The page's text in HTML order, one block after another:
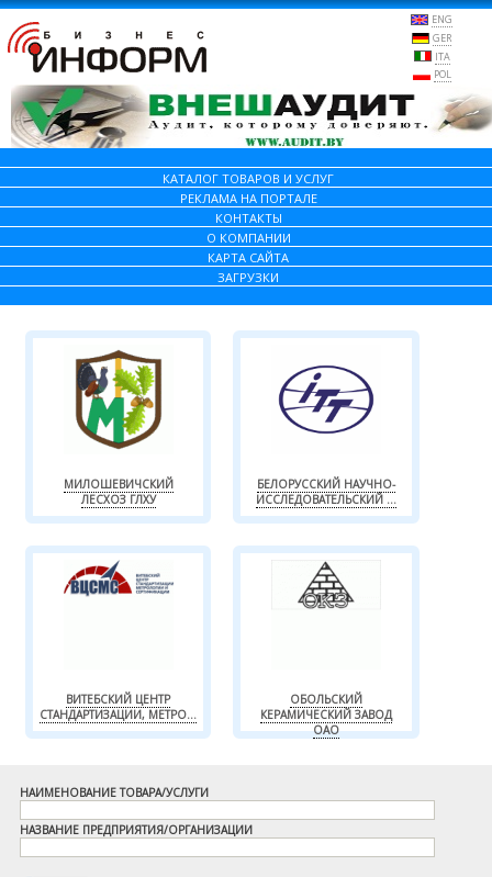
ENG
GER
ITA
POL
КАТАЛОГ ТОВАРОВ И УСЛУГ
РЕКЛАМА НА ПОРТАЛЕ
КОНТАКТЫ
О КОМПАНИИ
КАРТА САЙТА
ЗАГРУЗКИ
МИЛОШЕВИЧСКИЙ
ЛЕСХОЗ ГЛХУ
БЕЛОРУССКИЙ НАУЧНО-
ИССЛЕДОВАТЕЛЬСКИЙ ...
ВИТЕБСКИЙ ЦЕНТР
СТАНДАРТИЗАЦИИ, МЕТРО...
ОБОЛЬСКИЙ
КЕРАМИЧЕСКИЙ ЗАВОД
ОАО
НАИМЕНОВАНИЕ ТОВАРА/УСЛУГИ
НАЗВАНИЕ ПРЕДПРИЯТИЯ/ОРГАНИЗАЦИИ